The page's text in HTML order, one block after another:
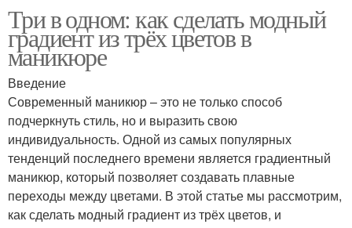
Три в одном: как сделать модный
градиент из трёх цветов в
маникюре
Введение
Современный маникюр – это не только способ
подчеркнуть стиль, но и выразить свою
индивидуальность. Одной из самых популярных
тенденций последнего времени является градиентный
маникюр, который позволяет создавать плавные
переходы между цветами. В этой статье мы рассмотрим,
как сделать модный градиент из трёх цветов, и